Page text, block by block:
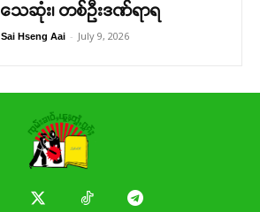
သေဆုံး၊ တစ်ဦးဒဏ်ရာရ
Sai Hseng Aai - July 9, 2026